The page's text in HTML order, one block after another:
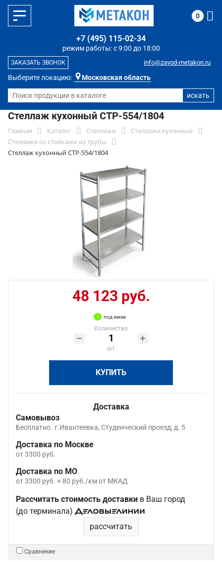
Выберите локацию: Московская область
режим работы: с 9:00 до 18:00
+7 (495) 115-02-34
info@zavod-metakon.ru
ЗАКАЗАТЬ ЗВОНОК
0
Стеллаж кухонный СТР-554/1804
Главная Каталог Стеллажи
Стеллажи кухонные
Стеллажи со стойками из трубы
Стеллаж кухонный СТР-554/1804
48 123 руб.
под заказ
Количество
шт
КУПИТЬ
Доставка
Самовывоз
Бесплатно. г.Ивантеевка, Студенческий проезд, д. 5
Доставка по Москве
от 3300 руб.
Доставка по МО
от 3300 руб. + 80 руб./км от МКАД
Рассчитать стоимость доставки в Ваш город
(до терминала)
рассчитать
Сравнение